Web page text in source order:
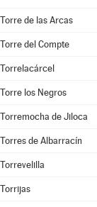
Torre de las Arcas
Torre del Compte
Torrelacárcel
Torre los Negros
Torremocha de Jiloca
Torres de Albarracín
Torrevelilla
Torrijas